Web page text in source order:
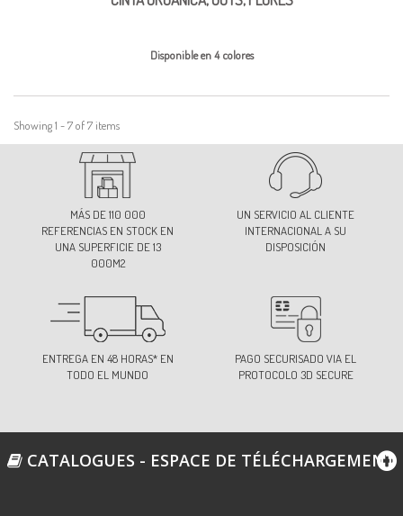
Disponible en 4 colores
Showing 1 - 7 of 7 items
MÁS DE 110 000
REFERENCIAS EN STOCK EN
UNA SUPERFICIE DE 13
000M2
UN SERVICIO AL CLIENTE
INTERNACIONAL A SU
DISPOSICIÓN
ENTREGA EN 48 HORAS* EN
TODO EL MUNDO
PAGO SECURISADO VIA EL
PROTOCOLO 3D SECURE
CATALOGUES - ESPACE DE TÉLÉCHARGEMENT